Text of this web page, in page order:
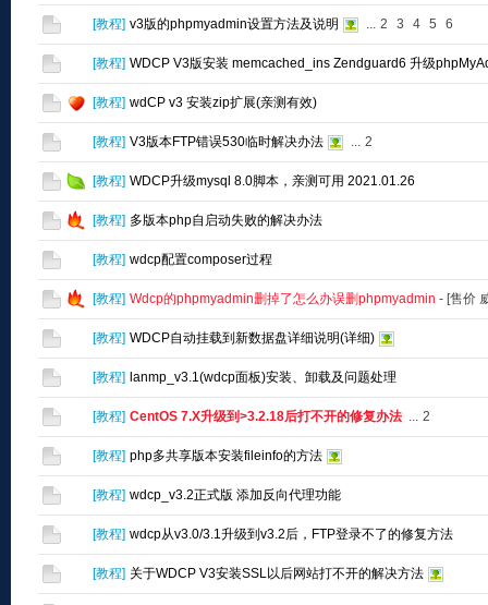
[教程] v3版的phpmyadmin设置方法及说明 ... 2 3 4 5 6
[教程] WDCP V3版安装 memcached_ins Zendguard6 升级
[教程] wdCP v3 安装zip扩展(亲测有效)
[教程] V3版本FTP错误530临时解决办法 ... 2
[教程] WDCP升级mysql 8.0脚本，亲测可用 2021.01.26
[教程] 多版本php自启动失败的解决办法
[教程] wdcp配置composer过程
[教程] Wdcp的phpmyadmin删掉了怎么办误删phpmyadmin - [售价
[教程] WDCP自动挂载到新数据盘详细说明(详细)
[教程] lanmp_v3.1(wdcp面板)安装、卸载及问题处理
[教程] CentOS 7.X升级到>3.2.18后打不开的修复办法 ... 2
[教程] php多共享版本安装fileinfo的方法
[教程] wdcp_v3.2正式版 添加反向代理功能
[教程] wdcp从v3.0/3.1升级到v3.2后，FTP登录不了的修复方法
[教程] 关于WDCP V3安装SSL以后网站打不开的解决方法